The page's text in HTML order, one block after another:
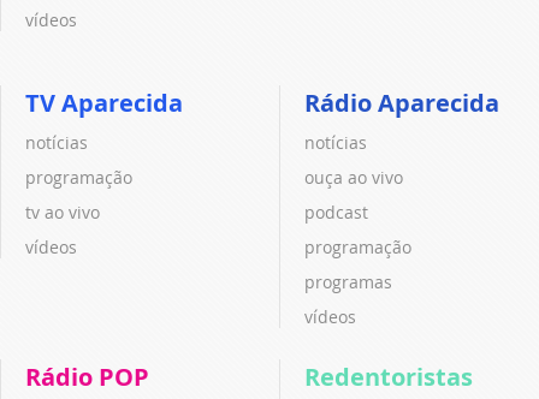
vídeos
TV Aparecida
notícias
programação
tv ao vivo
vídeos
Rádio Aparecida
notícias
ouça ao vivo
podcast
programação
programas
vídeos
Rádio POP Redentoristas